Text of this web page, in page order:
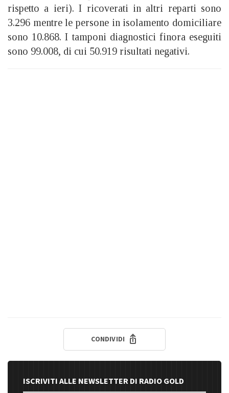
rispetto a ieri). I ricoverati in altri reparti sono
3.296 mentre le persone in isolamento domiciliare
sono 10.868. I tamponi diagnostici finora eseguiti
sono 99.008, di cui 50.919 risultati negativi.
CONDIVIDI
ISCRIVITI ALLE NEWSLETTER DI RADIO GOLD